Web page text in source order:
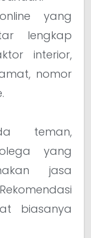
yang
lengkap
interior,
nomor
teman,
yang
jasa
biasanya